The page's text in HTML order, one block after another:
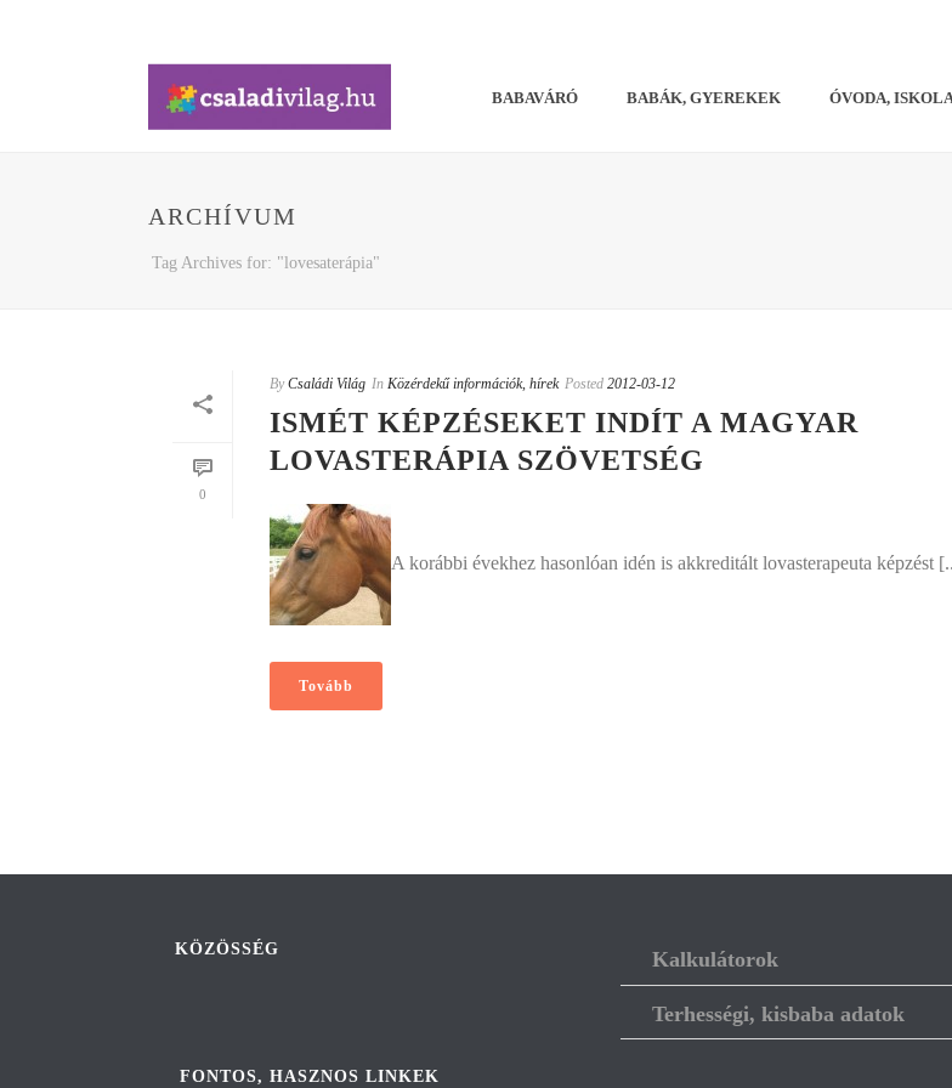
BABAVÁRÓ BABÁK, GYEREKEK ÓVODA,
ARCHÍVUM
Tag Archives for: "lovesaterápia"
0
By Családi Világ In Közérdekű információk, hírek Posted 2012-03-12
ISMÉT KÉPZÉSEKET INDÍT A MAGYAR
LOVASTERÁPIA SZÖVETSÉG
A korábbi évekhez hasonlóan idén is akkreditált lovasterapeuta képzést
Tovább
KÖZÖSSÉG
FONTOS, HASZNOS LINKEK
Kalkulátorok
Terhességi, kisbaba adatok